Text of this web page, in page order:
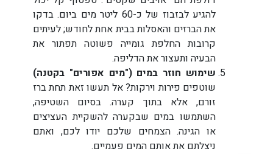
להגיע לבזבוז של כ-60 ליטר מים ביום. בדקו
את הברזים והאסלות בבית אחת לחודש; לעיתים
קרובות החלפת גומייה פשוטה תפתור את
הבעיה ותעצור את הדליפה.
שימוש חוזר במים ("מים אפורים" בקטנה)
שוטפים פירות וירקות? אל תעשו זאת תחת ברז
זורם, אלא בתוך קערה. בסיום השטיפה,
השתמשו במים שבקערה להשקיית העציצים
או הגינה. הצמחים שלכם יודו לכם, ואתם
ניצלתם את אותם המים פעמיים.